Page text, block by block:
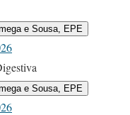
e Sousa, EPE
e Sousa, EPE